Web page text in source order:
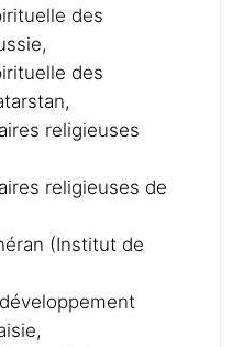
des
des
religieuses
religieuses de
(Institut de